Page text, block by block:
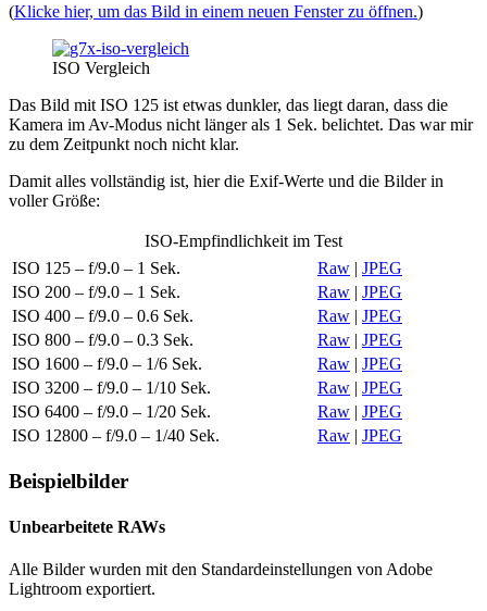
(Klicke hier, um das Bild in einem neuen Fenster zu öffnen.)
ISO Vergleich
Das Bild mit ISO 125 ist etwas dunkler, das liegt daran, dass die
Kamera im Av-Modus nicht länger als 1 Sek. belichtet. Das war mir
zu dem Zeitpunkt noch nicht klar.
Damit alles vollständig ist, hier die Exif-Werte und die Bilder in
voller Größe:
ISO-Empfindlichkeit im Test
ISO 125 – f/9.0 – 1 Sek.
Raw | JPEG
ISO 200 – f/9.0 – 1 Sek.
Raw | JPEG
ISO 400 – f/9.0 – 0.6 Sek.
Raw | JPEG
ISO 800 – f/9.0 – 0.3 Sek.
Raw | JPEG
ISO 1600 – f/9.0 – 1/6 Sek.
Raw | JPEG
ISO 3200 – f/9.0 – 1/10 Sek.
Raw | JPEG
ISO 6400 – f/9.0 – 1/20 Sek.
Raw | JPEG
ISO 12800 – f/9.0 – 1/40 Sek.
Raw | JPEG
Beispielbilder
Unbearbeitete RAWs
Alle Bilder wurden mit den Standardeinstellungen von Adobe
Lightroom exportiert.